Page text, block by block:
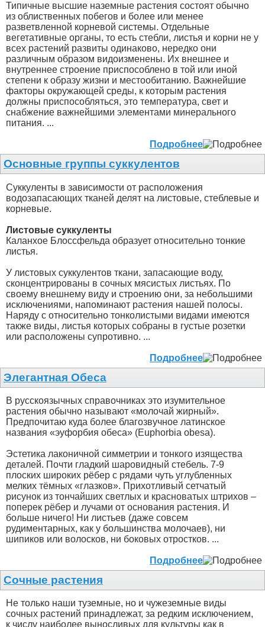
Типичные высшие наземные растения состоят обычно
из облиственных побегов и более или менее
разветвленной корневой системы. Отдельные
вегетативные органы, то есть стебли, листья и корни не у
всех растений развиты одинаково, нередко они
различным образом видоизменены. Их внешнее и
внутреннее строение приспособлено в той или иной
степени к образу жизни и местообитанию. Важнейшие
факторы окружающей среды, к которым растения
должны приспособляться, это температура, свет и
снабжение важнейшими элементами минерального
питания. ...
Подробнее
Основные группы суккулентов
Суккуленты в зависимости от расположения
водозапасающих тканей делят на листовые, стеблевые и
корневые.
Листовые суккуленты
Каланхое Блоссфельда образует относительно тонкие
листья.
У листовых суккулентов ткани, запасающие воду,
сконцентрированы в сочных мясистых листьях. По
своему внешнему виду и строению они, за небольшими
исключениями, напоминают растения нашей полосы.
Наряду с относительно тонколистыми видами имеются
также виды, листья которых собраны в густые розетки
или расположены супротивно. ...
Подробнее
Элегантная Обеса
В русскоязычных справочниках это изумительное
растения обычно называют «молочай жирный».
Предпочитаю куда более благозвучное латинское
названия «эуфорбия обеса» (Euphorbia obesa).
Эстетика лаконичной симметрии и тонкого изящества
деталей. Почти гладкий шаровидный стебель. 7-9
плоских широких рёбер с рядами чуть углубленных
мелких тёмных «глазков». Прихотливый сетчатый
рисунок из тончайших светлых и красноватых штрихов –
поперек рёбер и лучами от основания растения. И
больше ничего! Ни листьев (даже совсем
рудиментарных, как у большинства молочаев), ни
шипиков или волосков, ни боковых отростков. ...
Подробнее
Сочные растения
Не только наши туземные, но и чужеземные виды
сочных растений принадлежат, за редким исключением,
к числу наиболее выносливых для культуры как в